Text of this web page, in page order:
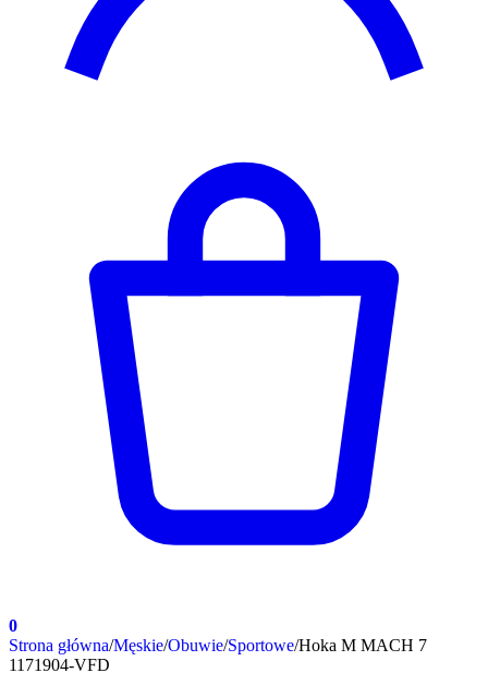
0
Strona główna/Męskie/Obuwie/Sportowe/Hoka M MACH 7
1171904-VFD